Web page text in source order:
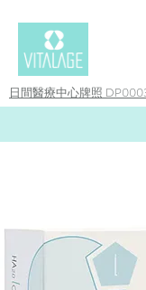
日間醫療中心牌照